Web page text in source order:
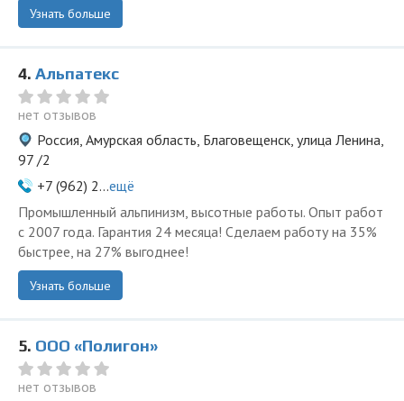
Узнать больше
4. Альпатекс
нет отзывов
Россия, Амурская область, Благовещенск, улица Ленина,
97 /2
+7 (962) 2...ещё
Промышленный альпинизм, высотные работы. Опыт работ
с 2007 года. Гарантия 24 месяца! Сделаем работу на 35%
быстрее, на 27% выгоднее!
Узнать больше
5. ООО «Полигон»
нет отзывов